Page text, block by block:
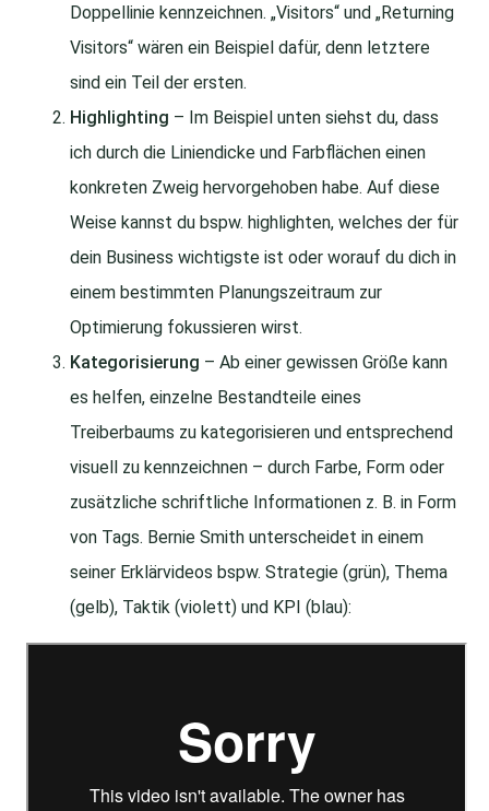
Doppellinie kennzeichnen. „Visitors“ und „Returning
Visitors“ wären ein Beispiel dafür, denn letztere
sind ein Teil der ersten.
Highlighting – Im Beispiel unten siehst du, dass
ich durch die Liniendicke und Farbflächen einen
konkreten Zweig hervorgehoben habe. Auf diese
Weise kannst du bspw. highlighten, welches der für
dein Business wichtigste ist oder worauf du dich in
einem bestimmten Planungszeitraum zur
Optimierung fokussieren wirst.
Kategorisierung – Ab einer gewissen Größe kann
es helfen, einzelne Bestandteile eines
Treiberbaums zu kategorisieren und entsprechend
visuell zu kennzeichnen – durch Farbe, Form oder
zusätzliche schriftliche Informationen z. B. in Form
von Tags. Bernie Smith unterscheidet in einem
seiner Erklärvideos bspw. Strategie (grün), Thema
(gelb), Taktik (violett) und KPI (blau):